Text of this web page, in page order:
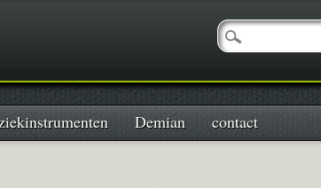
Demian contact